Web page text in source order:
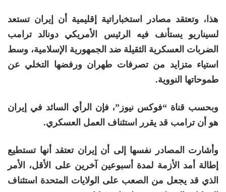
هذا، وتعتقد مصادر استخباراتية إقليمية أن إيران تستعد
لسيناريو يستأنف فيه الرئيس الأمريكي دونالد ترامب
الضربات العسكرية الثقيلة ضد الجمهورية الإسلامية، وسط
استياء متزايد من تصرفات طهران ورفضها التخلي عن
طموحاتها النووية.
وبحسب قناة “فوكس نيوز”، فإن الرأي السائد في إيران
هو أن ترامب قد يقرر استئناف العمل العسكري.
وأشارت المصادر نفسها إلى أن إيران تعتقد أنها تستطيع
إطالة أمد الأزمة لمدة أسبوعين آخرين على الأقل، الأمر
الذي قد يجعل من الصعب على الولايات المتحدة استئناف